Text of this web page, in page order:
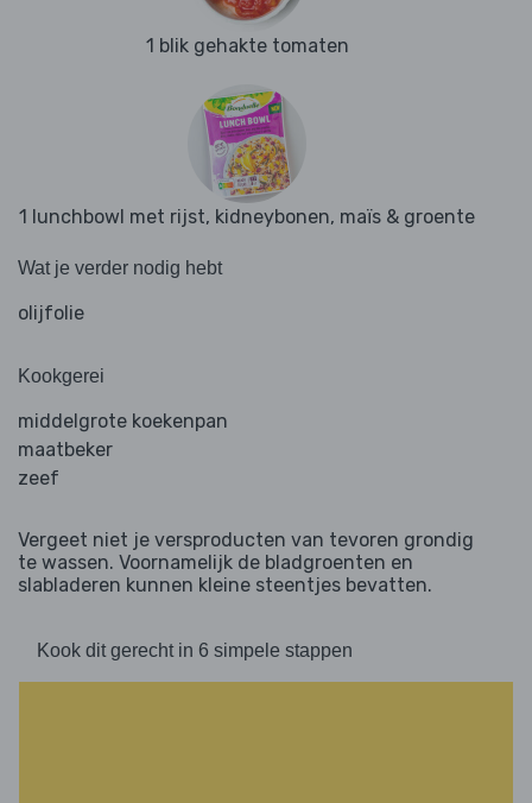
1 blik gehakte tomaten
1 lunchbowl met rijst, kidneybonen, maïs & groente
Wat je verder nodig hebt
olijfolie
Kookgerei
middelgrote koekenpan
maatbeker
zeef
Vergeet niet je versproducten van tevoren grondig
te wassen. Voornamelijk de bladgroenten en
slabladeren kunnen kleine steentjes bevatten.
Kook dit gerecht in 6 simpele stappen